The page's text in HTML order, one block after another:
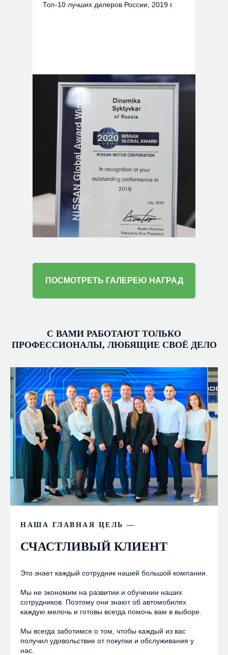
Топ-10 лучших дилеров России, 2019 г.
ПОСМОТРЕТЬ ГАЛЕРЕЮ НАГРАД
С ВАМИ РАБОТАЮТ ТОЛЬКО
ПРОФЕССИОНАЛЫ, ЛЮБЯЩИЕ СВОЁ ДЕЛО
НАША ГЛАВНАЯ ЦЕЛЬ —
СЧАСТЛИВЫЙ КЛИЕНТ
Это знает каждый сотрудник нашей большой компании.
Мы не экономим на развитии и обучении наших
сотрудников. Поэтому они знают об автомобилях
каждую мелочь и готовы всегда помочь вам в выборе.
Мы всегда заботимся о том, чтобы каждый из вас
получил удовольствие от покупки и обслуживания у
нас.